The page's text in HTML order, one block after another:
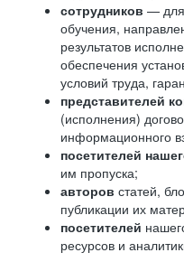
сотрудников — для
обучения,
результатов
обеспечения
условий труда,
представителей
(исполнения)
информационного
посетителей
им пропуска;
авторов статей,
публикации их
посетителей
ресурсов и